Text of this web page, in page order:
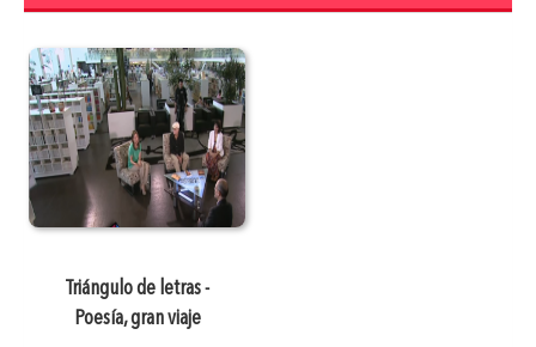
Triángulo de letras -
Poesía, gran viaje